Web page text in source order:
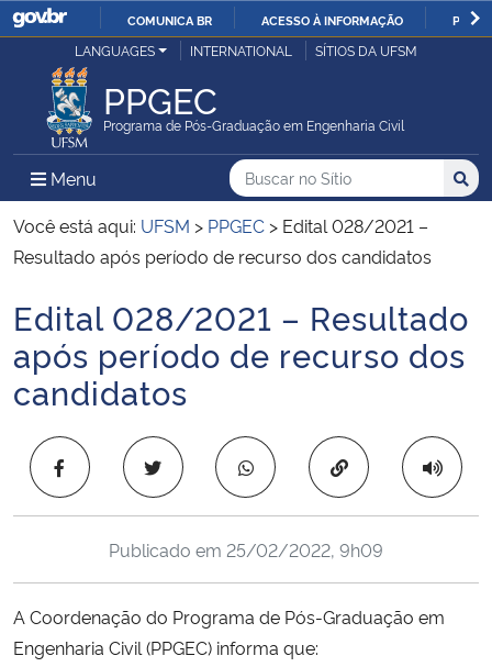
IR
COMUNICA BR ACESSO À INFORMAÇÃO
Ministério da Justiça e Segurança Pública
Ministério da Defesa
Ministério das Relações Exteriores
Ministério da Infraestrutura
Ministério da Agricultura, Pecuária e Abastecimento
Ministério da Educação
Ministério de Minas e Energia
LANGUAGES INTERNATIONAL SÍTIOS DA UFSM
PPGEC
Programa de Pós-Graduação em Engenharia Civil
Menu Menu Principal do Sítio
Busca
Buscar no no Sítio
Busca:
Você está aqui: UFSM > PPGEC > Edital 028/2021 –
Resultado após período de recurso dos candidatos
Início do conteúdo
Edital 028/2021 – Resultado
após período de recurso dos
candidatos
Copiar para área
Publicado em 25/02/2022, 9h09
A Coordenação do Programa de Pós-Graduação em
Engenharia Civil (PPGEC) informa que: